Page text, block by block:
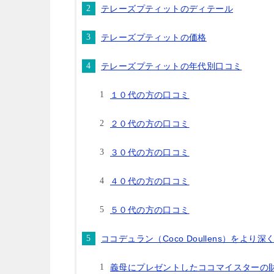
テレーズプティットのディテール
テレーズプティットの価格
テレーズプティットの年代別口コミ
１０代の方の口コミ
２０代の方の口コミ
３０代の方の口コミ
４０代の方の口コミ
５０代の方の口コミ
ココデュラン（Coco Doullens）をより深
義母にプレゼントしたココマイスターの